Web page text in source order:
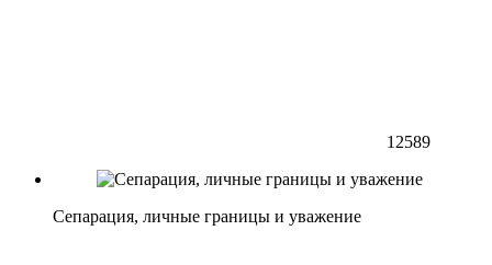
12589
Сепарация, личные границы и уважение